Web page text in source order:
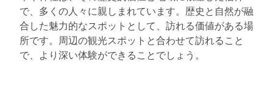
で、多くの人々に親しまれています。歴史と自然が融
合した魅力的なスポットとして、訪れる価値がある場
所です。周辺の観光スポットと合わせて訪れること
で、より深い体験ができることでしょう。